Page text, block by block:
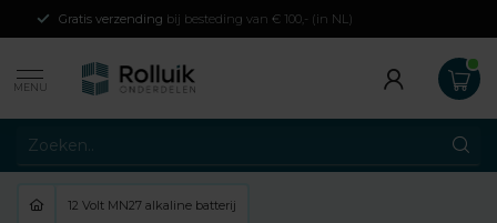
Gratis verzending bij besteding van € 100,- (in NL)
MENU
12 Volt MN27 alkaline batterij